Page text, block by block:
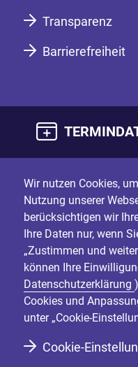
Transparenz
Barrierefreiheit
Wir nutzen Cookies,
Nutzung unserer
berücksichtigen wir
Ihre Daten nur, wenn
„Zustimmen und
können Ihre
Datenschutzerklärung
Cookies und
unter „Cookie-
Cookie-